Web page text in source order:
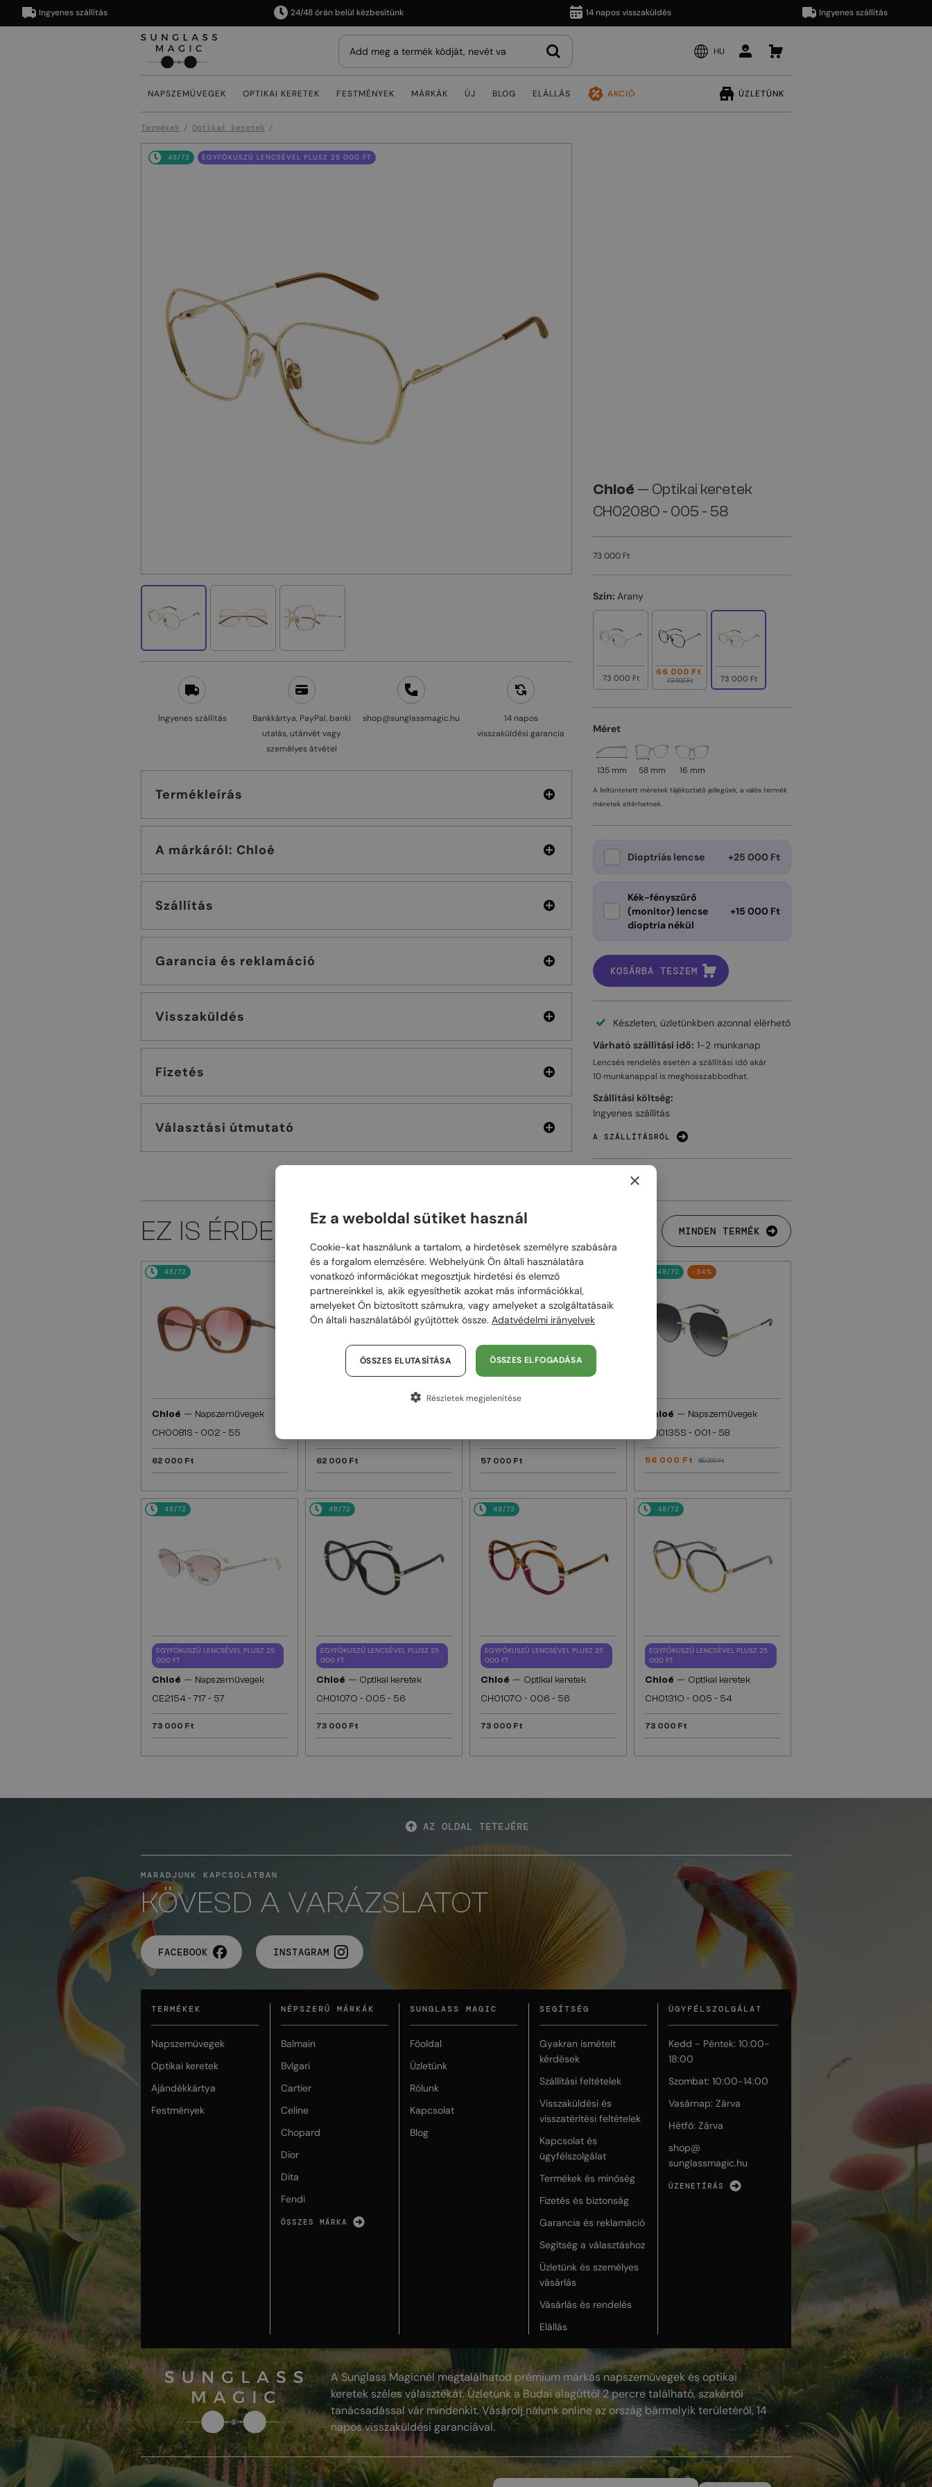
Ingyenes szállítás 24/48 órán belül kézbesítünk 14 napos visszaküldés Ingyenes szállítás
HU
NAPSZEMÜVEGEK OPTIKAI KERETEK FESTMÉNYEK MÁRKÁK ÚJ BLOG ELÁLLÁS AKCIÓ ÜZLETÜNK
Termékek Optikai keretek
48/72 EGYFÓKUSZÚ LENCSÉVEL PLUSZ 25 000 FT
Ingyenes szállítás
Bankkártya, PayPal, banki
utalás, utánvét vagy
személyes átvétel
shop@sunglassmagic.hu
14 napos
visszaküldési garancia
Termékleírás
A márkáról: Chloé
Szállítás
Garancia és reklamáció
Visszaküldés
Fizetés
Választási útmutató
Chloé — Optikai keretek
CH0208O - 005 - 58
73 000 Ft
Szín: Arany
73 000 Ft
66 000 Ft
73 000 Ft 73 000 Ft
Méret
135 mm 58 mm 16 mm
A feltüntetett méretek tájékoztató jellegűek, a valós termék
méretek eltérhetnek.
Dioptriás lencse +25 000 Ft
Kék-fényszűrő
(monitor) lencse
dioptria nékül
+15 000 Ft
KOSÁRBA TESZEM
Készleten, üzletünkben azonnal elérhető
Várható szállítási idő: 1-2 munkanap
Lencsés rendelés esetén a szállítási idő akár
10 munkanappal is meghosszabbodhat.
Szállítási költség:
Ingyenes szállítás
A SZÁLLÍTÁSRÓL
EZ IS ÉRDEKELHET MINDEN TERMÉK
48/72
Chloé — Napszemüvegek
CH0081S - 002 - 55
62 000 Ft
48/72
62 000 Ft
48/72
57 000 Ft
48/72 -34%
Chloé — Napszemüvegek
CH0135S - 001 - 58
56 000 Ft 85 000 Ft
48/72
EGYFÓKUSZÚ LENCSÉVEL PLUSZ 25
000 FT
Chloé — Napszemüvegek
CE2154 - 717 - 57
73 000 Ft
48/72
EGYFÓKUSZÚ LENCSÉVEL PLUSZ 25
000 FT
Chloé — Optikai keretek
CH0107O - 005 - 56
73 000 Ft
48/72
EGYFÓKUSZÚ LENCSÉVEL PLUSZ 25
000 FT
Chloé — Optikai keretek
CH0107O - 006 - 56
73 000 Ft
48/72
EGYFÓKUSZÚ LENCSÉVEL PLUSZ 25
000 FT
Chloé — Optikai keretek
CH0131O - 005 - 54
73 000 Ft
AZ OLDAL TETEJÉRE
MARADJUNK KAPCSOLATBAN
KÖVESD A VARÁZSLATOT
FACEBOOK INSTAGRAM
TERMÉKEK
Napszemüvegek
Optikai keretek
Ajándékkártya
Festmények
NÉPSZERŰ MÁRKÁK
Balmain
Bvlgari
Cartier
Celine
Chopard
Dior
Dita
Fendi
ÖSSZES MÁRKA
SUNGLASS MAGIC
Főoldal
Üzletünk
Rólunk
Kapcsolat
Blog
SEGÍTSÉG
Gyakran ismételt
kérdések
Szállítási feltételek
Visszaküldési és
visszatérítési feltételek
Kapcsolat és
ügyfélszolgálat
Termékek és minőség
Fizetés és biztonság
Garancia és reklamáció
Segítség a választáshoz
Üzletünk és személyes
vásárlás
Vásárlás és rendelés
Elállás
ÜGYFÉLSZOLGÁLAT
Kedd - Péntek: 10:00-
18:00
Szombat: 10:00-14:00
Vasárnap: Zárva
Hétfő: Zárva
shop@
sunglassmagic.hu
ÜZENETÍRÁS
A Sunglass Magicnél megtalálhatod prémium márkás napszemüvegek és optikai
keretek széles választékát. Üzletünk a Budai alagúttól 2 percre található, szakértői
tanácsadással vár mindenkit. Vásárolj nálunk online az ország bármelyik területéről, 14
napos visszaküldési garanciával.
×
Ez a weboldal sütiket használ
Cookie-kat használunk a tartalom, a hirdetések személyre szabására
és a forgalom elemzésére. Webhelyünk Ön általi használatára
vonatkozó információkat megosztjuk hirdetési és elemző
partnereinkkel is, akik egyesíthetik azokat más információkkal,
amelyeket Ön biztosított számukra, vagy amelyeket a szolgáltatásaik
Ön általi használatából gyűjtöttek össze. Adatvédelmi irányelvek
ÖSSZES ELFOGADÁSA
ÖSSZES ELUTASÍTÁSA
Részletek megjelenítése